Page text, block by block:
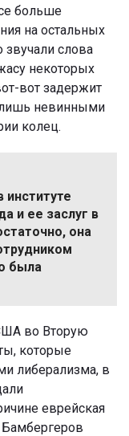
больше
на остальных
звучали слова
некоторых
вот задержит
лишь невинными
колец.
и ее заслуг в
она
была
во Вторую
которые
либерализма, в
еврейская